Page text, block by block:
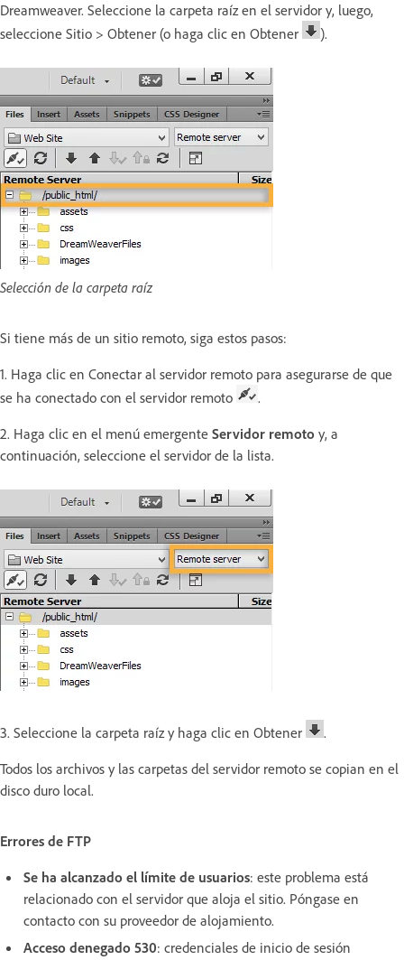
Dreamweaver. Seleccione la carpeta raíz en el servidor y, luego,
seleccione Sitio > Obtener (o haga clic en Obtener
).
Selección de la carpeta raíz
Si tiene más de un sitio remoto, siga estos pasos:
1. Haga clic en Conectar al servidor remoto para asegurarse de que
se ha conectado con el servidor remoto
.
2. Haga clic en el menú emergente Servidor remoto y, a
continuación, seleccione el servidor de la lista.
3. Seleccione la carpeta raíz y haga clic en Obtener
.
Todos los archivos y las carpetas del servidor remoto se copian en el
disco duro local.
Errores de FTP
Se ha alcanzado el límite de usuarios: este problema está
relacionado con el servidor que aloja el sitio. Póngase en
contacto con su proveedor de alojamiento.
Acceso denegado 530: credenciales de inicio de sesión